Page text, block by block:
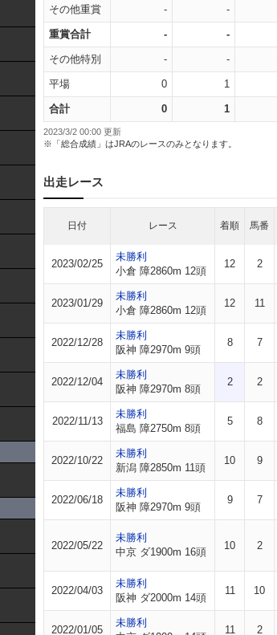
その他重賞
- -
重賞合計 - -
その他特別 - -
平場 0 1
合計 0 1
2023/3/2 00:00 更新
※「総合成績」はJRAのレースのみとなります。
出走レース
日付 レース 着順 馬番
2023/02/25
未勝利
小倉 障2860m 12頭
12 2
2023/01/29
未勝利
小倉 障2860m 12頭
12 11
2022/12/28
未勝利
阪神 障2970m 9頭
8 7
2022/12/04
未勝利
阪神 障2970m 8頭
2 2
2022/11/13
未勝利
福島 障2750m 8頭
5 8
2022/10/22
未勝利
新潟 障2850m 11頭
10 9
2022/06/18
未勝利
阪神 障2970m 9頭
9 7
2022/05/22
未勝利
中京 ダ1900m 16頭
10 2
2022/04/03
未勝利
阪神 ダ2000m 14頭
11 10
2022/01/05
未勝利
11 2